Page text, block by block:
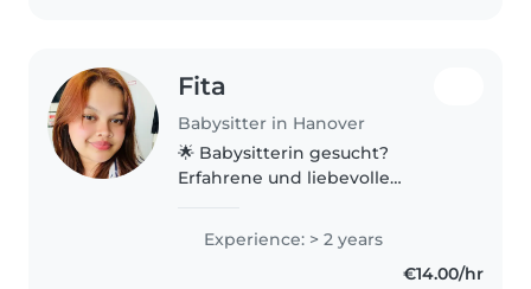
Fita
Babysitter in Hanover
🌟 Babysitterin gesucht?
Erfahrene und liebevolle
Zuverlässige und liebevolle
Babysitterin in Hannover sucht
Minijob Hallo liebe Familien, ich
Experience: > 2 years
€14.00/hr